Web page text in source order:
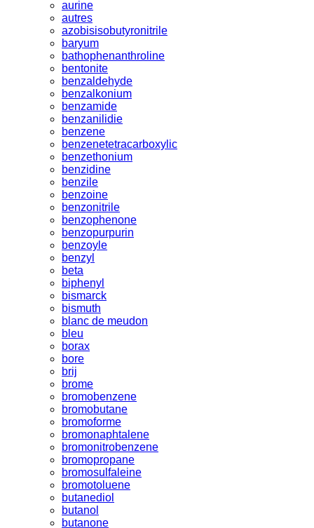
aurine
autres
azobisisobutyronitrile
baryum
bathophenanthroline
bentonite
benzaldehyde
benzalkonium
benzamide
benzanilidie
benzene
benzenetetracarboxylic
benzethonium
benzidine
benzile
benzoine
benzonitrile
benzophenone
benzopurpurin
benzoyle
benzyl
beta
biphenyl
bismarck
bismuth
blanc de meudon
bleu
borax
bore
brij
brome
bromobenzene
bromobutane
bromoforme
bromonaphtalene
bromonitrobenzene
bromopropane
bromosulfaleine
bromotoluene
butanediol
butanol
butanone